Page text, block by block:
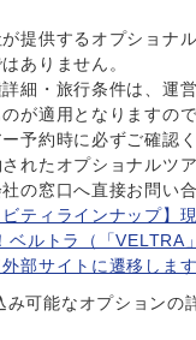
提供するオプショナ
ありません。
細・旅行条件は、運
が適用となりますので
予約時に必ずご確認く
れたオプショナルツ
の窓口へ直接お問い
ティラインナップ】
ベルトラ（「VELTRA
部サイトに遷移します
み可能なオプションの